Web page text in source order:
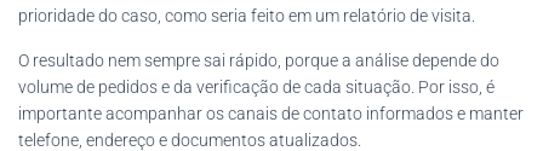
prioridade do caso, como seria feito em um relatório de visita.
O resultado nem sempre sai rápido, porque a análise depende do
volume de pedidos e da verificação de cada situação. Por isso, é
importante acompanhar os canais de contato informados e manter
telefone, endereço e documentos atualizados.